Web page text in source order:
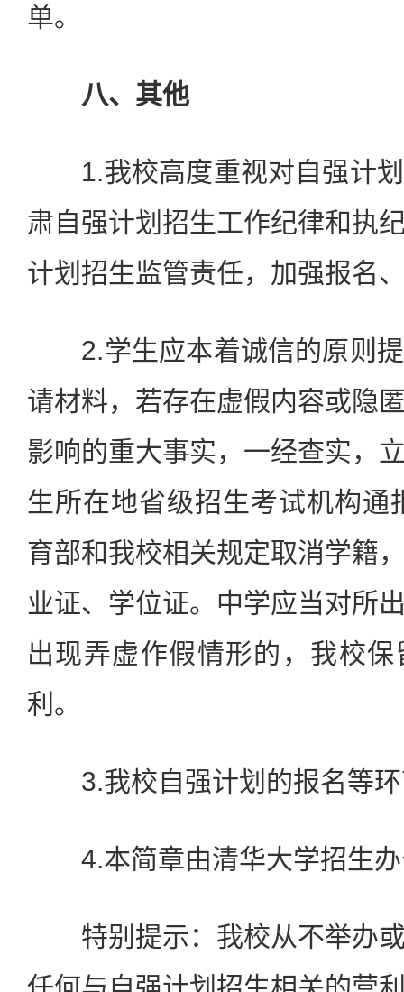
单。
八、其他
1.我校高度重视对自强计划
肃自强计划招生工作纪律和执
计划招生监管责任，加强报名
2.学生应本着诚信的原则提
请材料，若存在虚假内容或隐
影响的重大事实，一经查实，
生所在地省级招生考试机构通
育部和我校相关规定取消学籍
业证、学位证。中学应当对所
出现弄虚作假情形的，我校
利。
3.我校自强计划的报名等环
4.本简章由清华大学招生办
特别提示：我校从不举办或